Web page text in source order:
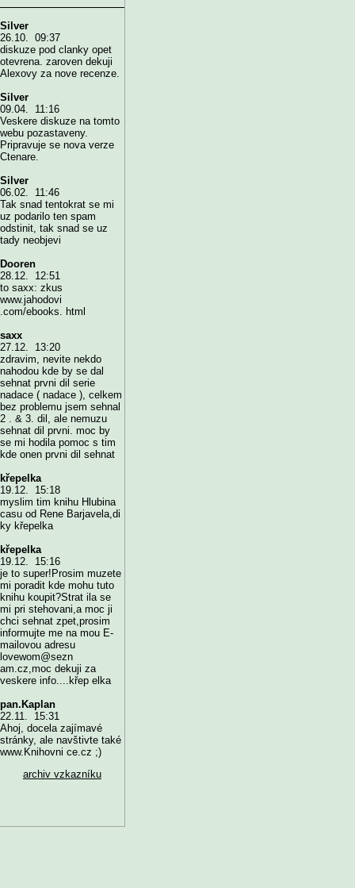
Silver
26.10. 09:37
diskuze pod clanky opet
otevrena. zaroven dekuji
Alexovy za nove recenze.
Silver
09.04. 11:16
Veskere diskuze na tomto
webu pozastaveny.
Pripravuje se nova verze
Ctenare.
Silver
06.02. 11:46
Tak snad tentokrat se mi
uz podarilo ten spam
odstinit, tak snad se uz
tady neobjevi
Dooren
28.12. 12:51
to saxx: zkus
www.jahodovi
.com/ebooks. html
saxx
27.12. 13:20
zdravim, nevite nekdo
nahodou kde by se dal
sehnat prvni dil serie
nadace ( nadace ), celkem
bez problemu jsem sehnal
2 . & 3. dil, ale nemuzu
sehnat dil prvni. moc by
se mi hodila pomoc s tim
kde onen prvni dil sehnat
křepelka
19.12. 15:18
myslim tim knihu Hlubina
casu od Rene Barjavela,di
ky křepelka
křepelka
19.12. 15:16
je to super!Prosim muzete
mi poradit kde mohu tuto
knihu koupit?Strat ila se
mi pri stehovani,a moc ji
chci sehnat zpet,prosim
informujte me na mou E-
mailovou adresu
lovewom@sezn
am.cz,moc dekuji za
veskere info....křep elka
pan.Kaplan
22.11. 15:31
Ahoj, docela zajímavé
stránky, ale navštivte také
www.Knihovni ce.cz ;)
archiv vzkazníku